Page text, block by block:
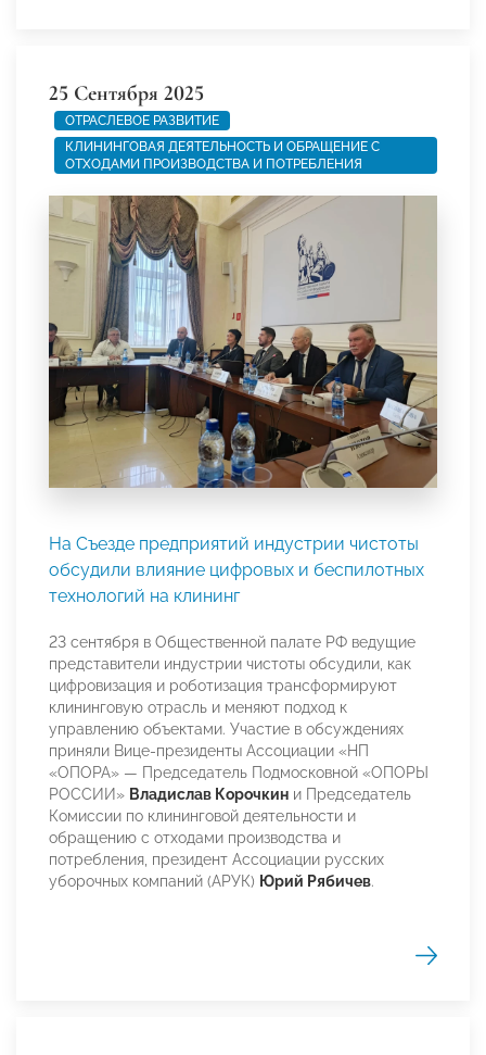
25 Сентября 2025
ОТРАСЛЕВОЕ РАЗВИТИЕ
КЛИНИНГОВАЯ ДЕЯТЕЛЬНОСТЬ И ОБРАЩЕНИЕ С
ОТХОДАМИ ПРОИЗВОДСТВА И ПОТРЕБЛЕНИЯ
На Съезде предприятий индустрии чистоты
обсудили влияние цифровых и беспилотных
технологий на клининг
23 сентября в Общественной палате РФ ведущие
представители индустрии чистоты обсудили, как
цифровизация и роботизация трансформируют
клининговую отрасль и меняют подход к
управлению объектами. Участие в обсуждениях
приняли Вице-президенты Ассоциации «НП
«ОПОРА» — Председатель Подмосковной «ОПОРЫ
РОССИИ» Владислав Корочкин и Председатель
Комиссии по клининговой деятельности и
обращению с отходами производства и
потребления, президент Ассоциации русских
уборочных компаний (АРУК) Юрий Рябичев.